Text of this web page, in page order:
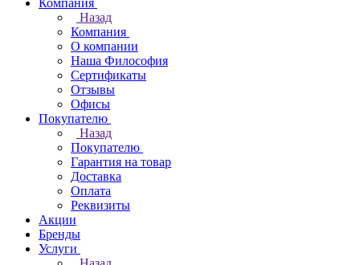
Компания
Назад
Компания
О компании
Наша Философия
Сертификаты
Отзывы
Офисы
Покупателю
Назад
Покупателю
Гарантия на товар
Доставка
Оплата
Реквизиты
Акции
Бренды
Услуги